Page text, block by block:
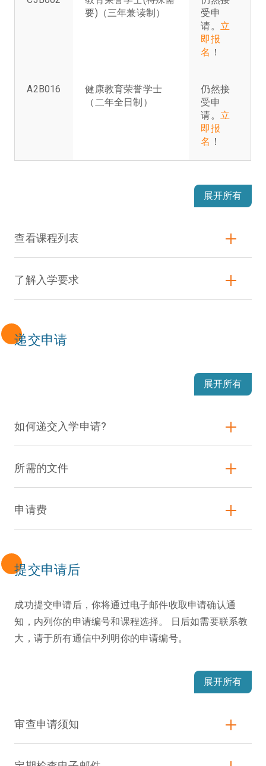
要)（三年兼读制）
受申
请。 立
即报
名 ！
A2B016
健康教育荣誉学士
（二年全日制）
仍然接
受申
请。 立
即报
名 ！
展开所有
查看课程列表
了解入学要求
递交申请
展开所有
如何递交入学申请?
所需的文件
申请费
提交申请后
成功提交申请后，你将通过电子邮件收取申请确认通
知，内列你的申请编号和课程选择。 日后如需要联系教
大，请于所有通信中列明你的申请编号。
展开所有
审查申请须知